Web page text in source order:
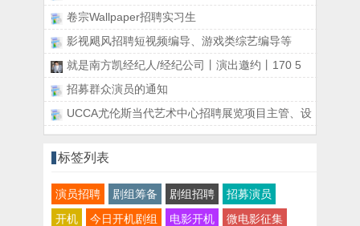
卷宗Wallpaper招聘实习生
影视飓风招聘短视频编导、游戏类综艺编导等
就是南方凯经纪人/经纪公司丨演出邀约丨170 5
招募群众演员的通知
UCCA尤伦斯当代艺术中心招聘展览项目主管、设
标签列表
演员招聘 剧组筹备 剧组招聘
招募演员
开机
今日开机剧组 电影开机 微电影征集